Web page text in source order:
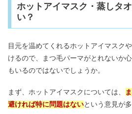
ホットアイマスク・蒸しタ
い？
目元を温めてくれるホットアイマスク
けるので、まつ毛パーマがとれないか
もいるのではないでしょうか。
まず、ホットアイマスクについては、
避ければ特に問題はないという意見が